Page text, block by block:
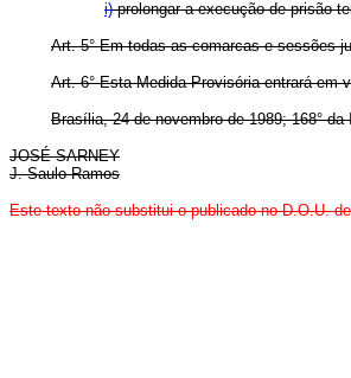
i)prolongar a execução de prisão
Art. 5° Em todas as comarcas e sessões
Art. 6° Esta Medida Provisória entrará em
Brasília, 24 de novembro de 1989; 168°
JOSÉ SARNEY
J. Saulo Ramos
Este texto não substitui o publicado no D.O.U.